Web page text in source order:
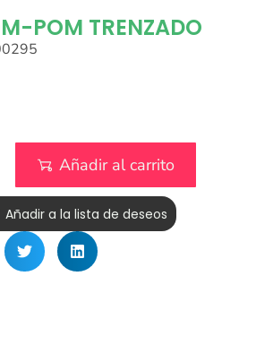
POM TRENZADO
Añadir al carrito
Añadir a la lista de deseos